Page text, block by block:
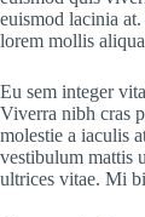
euismod lacinia
lorem mollis
Eu sem integer
Viverra nibh cras
molestie a iaculis
vestibulum mattis
ultrices vitae. Mi